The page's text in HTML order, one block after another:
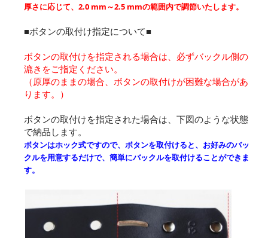
厚さに応じて、2.0 mm～2.5 mmの範囲内で調節いたします。
■ボタンの取付け指定について■
ボタンの取付けを指定される場合は、必ずバックル側の
漉きをご指定ください。
（原厚のままの場合、ボタンの取付けが困難な場合があ
ります。）
ボタンの取付けを指定された場合は、下図のような状態
で納品します。
ボタンはホック式ですので、ボタンを取付けると、お好みのバッ
クルを用意するだけで、簡単にバックルを取付けることができま
す。